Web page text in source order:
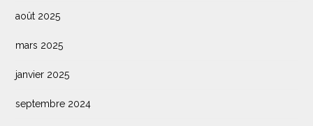
août 2025
mars 2025
janvier 2025
septembre 2024